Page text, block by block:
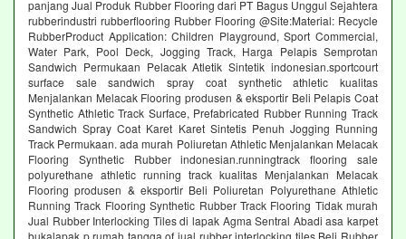
panjang Jual Produk Rubber Flooring dari PT Bagus Unggul Sejahtera
rubberindustri rubberflooring Rubber Flooring @Site:Material: Recycle
RubberProduct Application: Children Playground, Sport Commercial,
Water Park, Pool Deck, Jogging Track, Harga Pelapis Semprotan
Sandwich Permukaan Pelacak Atletik Sintetik indonesian.sportcourt
surface sale sandwich spray coat synthetic athletic kualitas
Menjalankan Melacak Flooring produsen & eksportir Beli Pelapis Coat
Synthetic Athletic Track Surface, Prefabricated Rubber Running Track
Sandwich Spray Coat Karet Karet Sintetis Penuh Jogging Running
Track Permukaan. ada murah Poliuretan Athletic Menjalankan Melacak
Flooring Synthetic Rubber indonesian.runningtrack flooring sale
polyurethane athletic running track kualitas Menjalankan Melacak
Flooring produsen & eksportir Beli Poliuretan Polyurethane Athletic
Running Track Flooring Synthetic Rubber Track Flooring Tidak murah
Jual Rubber Interlocking Tiles di lapak Agma Sentral Abadi asa karpet